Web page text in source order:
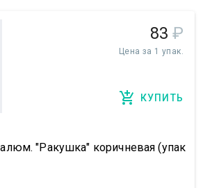
83 ₽
Цена за 1 упак.
КУПИТЬ
"Ракушка" коричневая (упак